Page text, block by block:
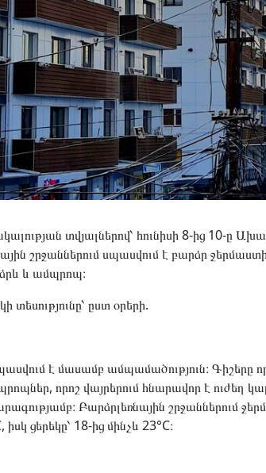
տվյալներով՝ հունիսի 8-ից 10-ը
շրջաններում սպասվում է բարձր
և ամպրոպ։
ըստ օրերի.
է մասամբ ամպամածություն։ Գիշերը
որոշ վայրերում հնարավոր է ուժեղ
Բարձրլեռնային շրջաններում
ցերեկը՝ 18-ից մինչև 23°C։